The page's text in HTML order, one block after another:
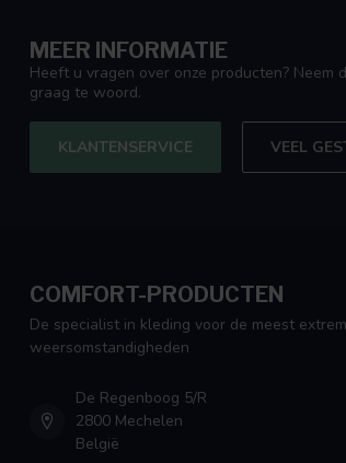
MEER INFORMATIE
Heeft u vragen over onze producten?
graag te woord.
KLANTENSERVICE VEEL
COMFORT-PRODUCTEN
De specialist in kleding voor de meest
weersomstandigheden
De Regenboog 5/R
2800 Mechelen
België